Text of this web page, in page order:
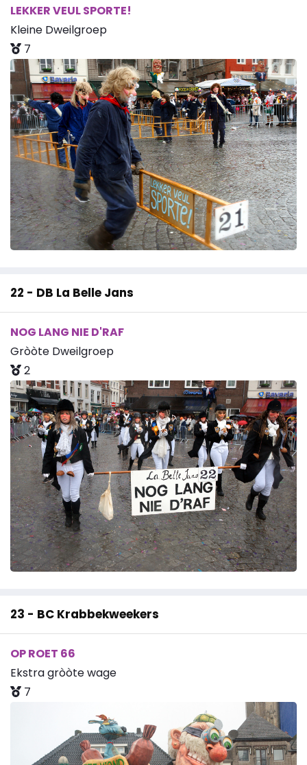
LEKKER VEUL SPORTE!
Kleine Dweilgroep
7
22 - DB La Belle Jans
NOG LANG NIE D'RAF
Gròòte Dweilgroep
2
23 - BC Krabbekweekers
OP ROET 66
Ekstra gròòte wage
7